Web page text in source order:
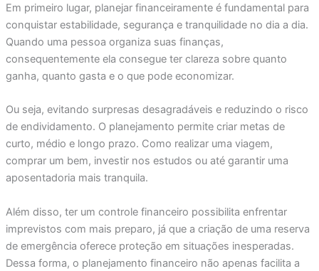
Em primeiro lugar, planejar financeiramente é fundamental para
conquistar estabilidade, segurança e tranquilidade no dia a dia.
Quando uma pessoa organiza suas finanças,
consequentemente ela consegue ter clareza sobre quanto
ganha, quanto gasta e o que pode economizar.
Ou seja, evitando surpresas desagradáveis e reduzindo o risco
de endividamento. O planejamento permite criar metas de
curto, médio e longo prazo. Como realizar uma viagem,
comprar um bem, investir nos estudos ou até garantir uma
aposentadoria mais tranquila.
Além disso, ter um controle financeiro possibilita enfrentar
imprevistos com mais preparo, já que a criação de uma reserva
de emergência oferece proteção em situações inesperadas.
Dessa forma, o planejamento financeiro não apenas facilita a